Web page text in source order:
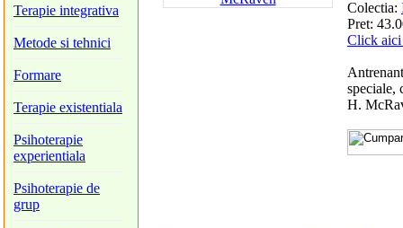
Terapie integrativa
Metode si tehnici
Formare
Terapie existentiala
Psihoterapie
experientiala
Psihoterapie de
grup
Colectia:
Pret:
Click aici
speciale,
H.